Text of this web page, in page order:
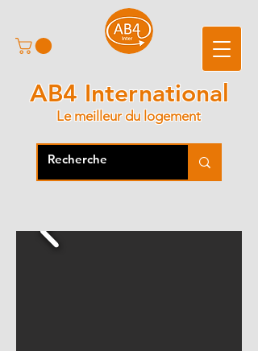
AB4 International
Le meilleur du logement